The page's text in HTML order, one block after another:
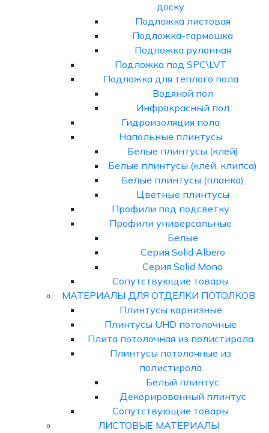
доску
Подложка листовая
Подложка-гармошка
Подложка рулонная
Подложка под SPC\LVT
Подложка для теплого пола
Водяной пол
Инфракрасный пол
Гидроизоляция пола
Напольные плинтусы
Белые плинтусы (клей)
Белые плинтусы (клей, клипса)
Белые плинтусы (планка)
Цветные плинтусы
Профили под подсветку
Профили универсальные
Белые
Серия Solid Albero
Серия Solid Mono
Сопутствующие товары
МАТЕРИАЛЫ ДЛЯ ОТДЕЛКИ ПОТОЛКОВ
Плинтусы карнизные
Плинтусы UHD потолочные
Плита потолочная из полистирола
Плинтусы потолочные из
полистирола
Белый плинтус
Декорированный плинтус
Сопутствующие товары
ЛИСТОВЫЕ МАТЕРИАЛЫ